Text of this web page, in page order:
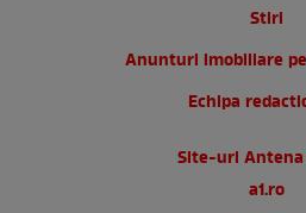
Stiri
Anunturi imobiliare
Echipa
Site-uri Antena
a1.ro